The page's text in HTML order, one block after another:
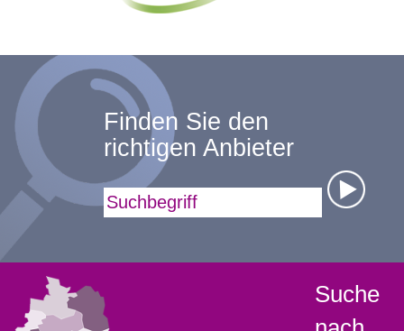
Finden Sie den
richtigen Anbieter
Suchbegriff
Suche